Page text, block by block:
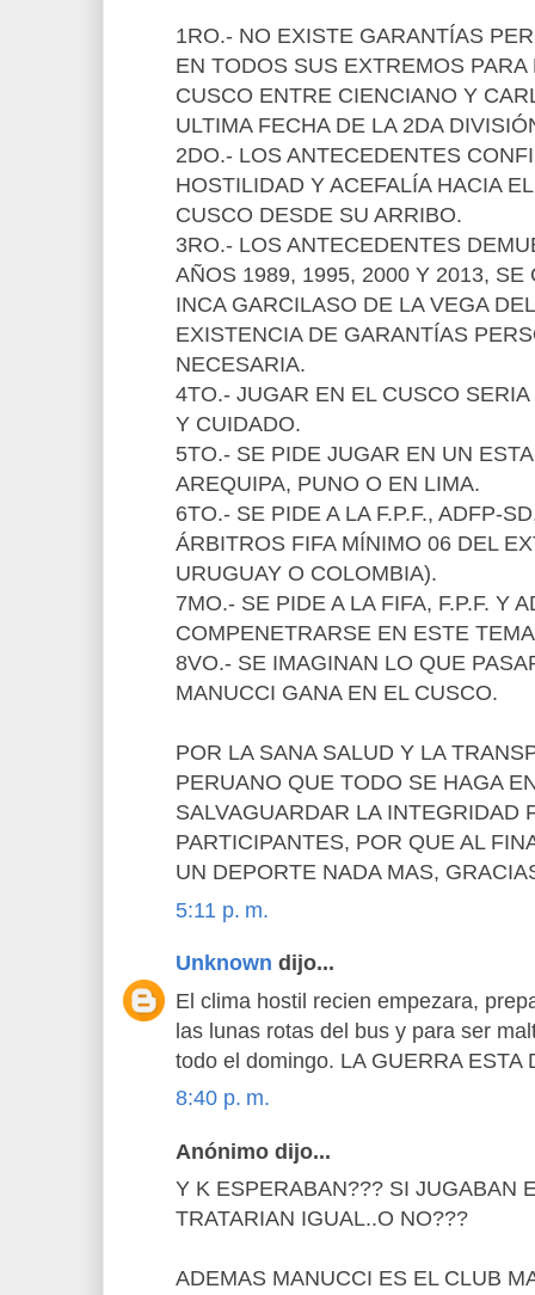
1RO.- NO EXISTE GARANTÍAS
EN TODOS SUS EXTREMOS PARA
CUSCO ENTRE CIENCIANO Y
ULTIMA FECHA DE LA 2DA
2DO.- LOS ANTECEDENTES
HOSTILIDAD Y ACEFALÍA HACIA
CUSCO DESDE SU ARRIBO.
3RO.- LOS ANTECEDENTES
AÑOS 1989, 1995, 2000 Y 2013, SE
INCA GARCILASO DE LA VEGA
EXISTENCIA DE GARANTÍAS
NECESARIA.
4TO.- JUGAR EN EL CUSCO
Y CUIDADO.
5TO.- SE PIDE JUGAR EN UN
AREQUIPA, PUNO O EN LIMA.
6TO.- SE PIDE A LA F.P.F., ADFP-
ÁRBITROS FIFA MÍNIMO 06 DEL
URUGUAY O COLOMBIA).
7MO.- SE PIDE A LA FIFA, F.P.F. Y
COMPENETRARSE EN ESTE
8VO.- SE IMAGINAN LO QUE
MANUCCI GANA EN EL CUSCO.
POR LA SANA SALUD Y LA
PERUANO QUE TODO SE HAGA
SALVAGUARDAR LA INTEGRIDAD
PARTICIPANTES, POR QUE AL
UN DEPORTE NADA MAS,
5:11 p. m.
Unknown dijo...
El clima hostil recien empezara,
las lunas rotas del bus y para ser
todo el domingo. LA GUERRA ESTA
8:40 p. m.
Anónimo dijo...
Y K ESPERABAN??? SI JUGABAN
TRATARIAN IGUAL..O NO???
ADEMAS MANUCCI ES EL CLUB